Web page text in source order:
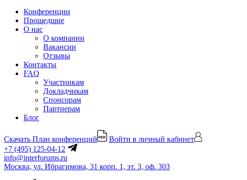
Конференции
Прошедшие
О нас
О компании
Вакансии
Отзывы
Контакты
FAQ
Участникам
Докладчикам
Спонсорам
Партнерам
Блог
Скачать План конференций
Войти в личный кабинет
+7 (495) 125-04-12
info@interforums.ru
Москва, ул. Ибрагимова, 31 корп. 1, эт. 3, оф. 303